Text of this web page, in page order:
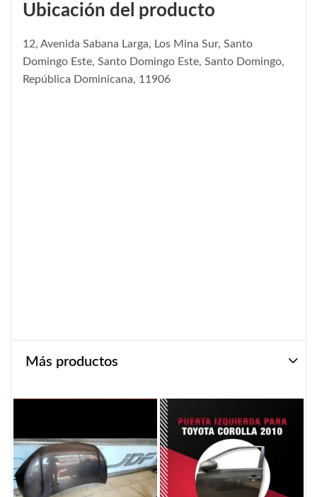
Ubicación del producto
12, Avenida Sabana Larga, Los Mina Sur, Santo
Domingo Este, Santo Domingo Este, Santo Domingo,
República Dominicana, 11906
Más productos